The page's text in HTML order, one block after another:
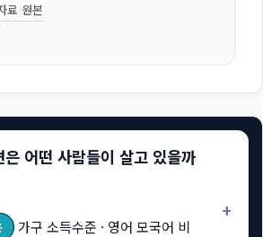
료 원본
어떤 사람들이 살고 있을까
가구 소득수준 · 영어 모국어 비
+